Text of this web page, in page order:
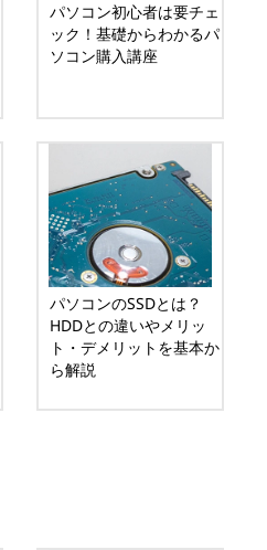
パソコン初心者は要チェ
ック！基礎からわかるパ
ソコン購入講座
パソコンのSSDとは？
HDDとの違いやメリッ
ト・デメリットを基本か
ら解説